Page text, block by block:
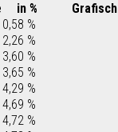
in % Grafisch
0,58 %
2,26 %
3,60 %
3,65 %
4,29 %
4,69 %
4,72 %